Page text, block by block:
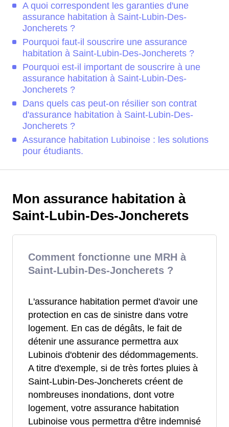
A quoi correspondent les garanties d'une
assurance habitation à Saint-Lubin-Des-
Joncherets ?
Pourquoi faut-il souscrire une assurance
habitation à Saint-Lubin-Des-Joncherets ?
Pourquoi est-il important de souscrire à une
assurance habitation à Saint-Lubin-Des-
Joncherets ?
Dans quels cas peut-on résilier son contrat
d'assurance habitation à Saint-Lubin-Des-
Joncherets ?
Assurance habitation Lubinoise : les solutions
pour étudiants.
Mon assurance habitation à
Saint-Lubin-Des-Joncherets
Comment fonctionne une MRH à
Saint-Lubin-Des-Joncherets ?
L'assurance habitation permet d'avoir une
protection en cas de sinistre dans votre
logement. En cas de dégâts, le fait de
détenir une assurance permettra aux
Lubinois d'obtenir des dédommagements.
A titre d'exemple, si de très fortes pluies à
Saint-Lubin-Des-Joncherets créent de
nombreuses inondations, dont votre
logement, votre assurance habitation
Lubinoise vous permettra d'être indemnisé